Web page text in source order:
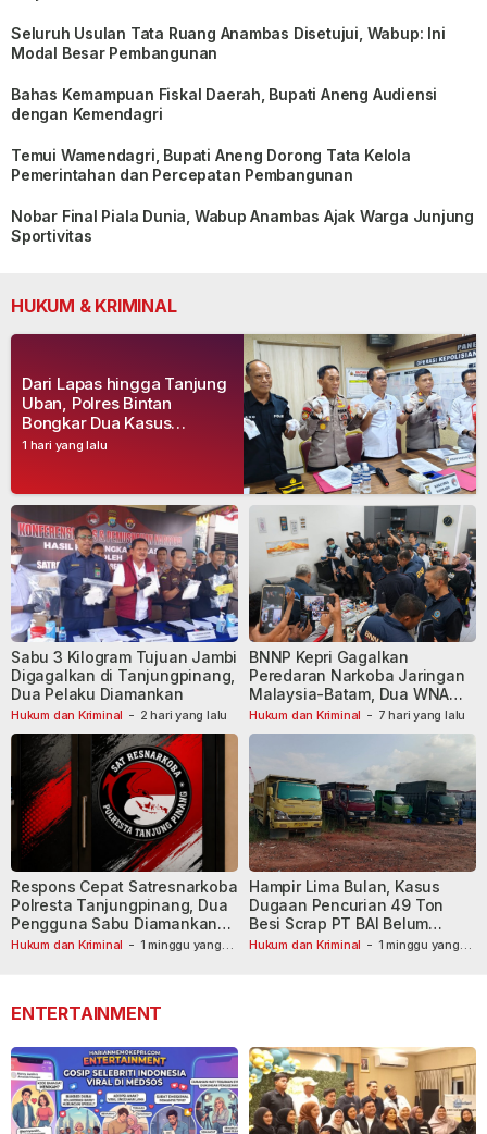
Seluruh Usulan Tata Ruang Anambas Disetujui, Wabup: Ini
Modal Besar Pembangunan
Bahas Kemampuan Fiskal Daerah, Bupati Aneng Audiensi
dengan Kemendagri
Temui Wamendagri, Bupati Aneng Dorong Tata Kelola
Pemerintahan dan Percepatan Pembangunan
Nobar Final Piala Dunia, Wabup Anambas Ajak Warga Junjung
Sportivitas
HUKUM & KRIMINAL
1 hari yang lalu
Dari Lapas hingga Tanjung
Uban, Polres Bintan
Bongkar Dua Kasus
Narkoba, Empat Tersangka
Hukum dan Kriminal - 2 hari yang lalu
Sabu 3 Kilogram Tujuan Jambi
Digagalkan di Tanjungpinang,
Dua Pelaku Diamankan
Hukum dan Kriminal - 7 hari yang lalu
BNNP Kepri Gagalkan
Peredaran Narkoba Jaringan
Malaysia-Batam, Dua WNA
Masih Diburu
Hukum dan Kriminal - 1 minggu yang
Respons Cepat Satresnarkoba
Polresta Tanjungpinang, Dua
Pengguna Sabu Diamankan
Usai Dilaporkan ke Call Center
Hukum dan Kriminal - 1 minggu yang
Hampir Lima Bulan, Kasus
Dugaan Pencurian 49 Ton
Besi Scrap PT BAI Belum
Tetapkan Tersangka
ENTERTAINMENT